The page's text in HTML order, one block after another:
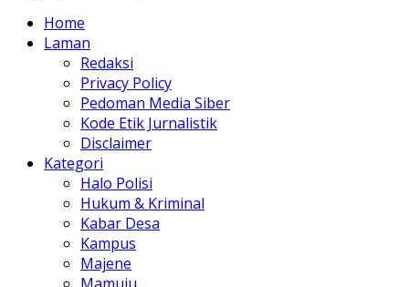
Home
Laman
Redaksi
Privacy Policy
Pedoman Media Siber
Kode Etik Jurnalistik
Disclaimer
Kategori
Halo Polisi
Hukum & Kriminal
Kabar Desa
Kampus
Majene